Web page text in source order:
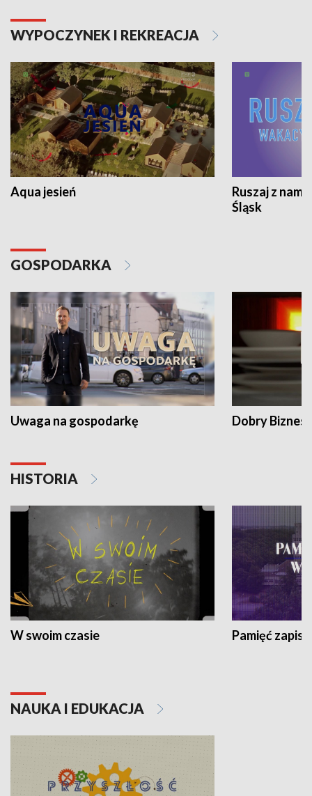
WYPOCZYNEK I REKREACJA
Aqua jesień
Ruszaj z
Śląsk
GOSPODARKA
Uwaga na gospodarkę Dobry Biznes
HISTORIA
W swoim czasie Pamięć
NAUKA I EDUKACJA